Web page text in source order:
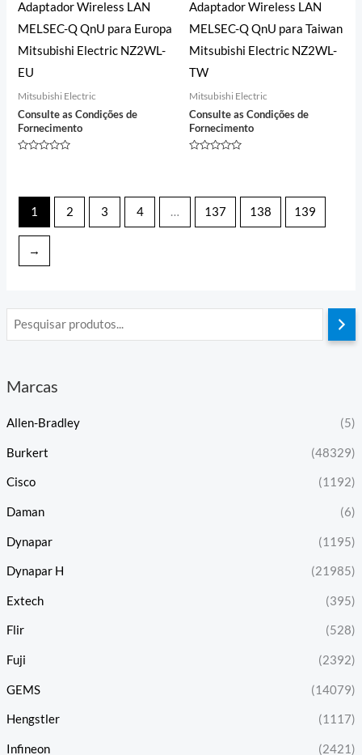
Marcas
Allen-Bradley (5)
Burkert (48329)
Cisco (1192)
Daman (6)
Dynapar (1195)
Dynapar H (21985)
Extech (395)
Flir (528)
Fuji (2392)
GEMS (14079)
Hengstler (1117)
Infineon (2421)
Adaptador Wireless LAN
MELSEC-Q QnU para Europa
Mitsubishi Electric NZ2WL-
EU
Mitsubishi Electric
Consulte as Condições de
Fornecimento
Adaptador Wireless LAN
MELSEC-Q QnU para Taiwan
Mitsubishi Electric NZ2WL-
TW
Mitsubishi Electric
Consulte as Condições de
Fornecimento
1 2 3 4 … 137 138 139
→